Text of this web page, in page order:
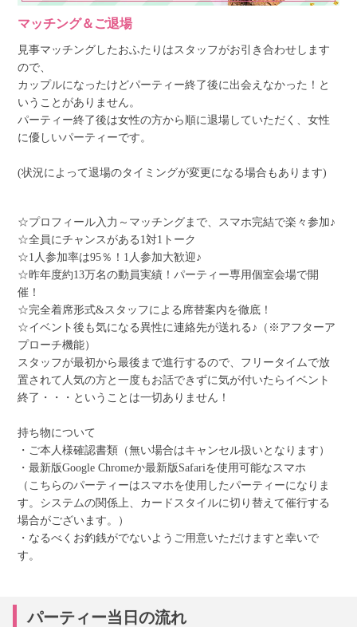
マッチング＆ご退場
見事マッチングしたおふたりはスタッフがお引き合わせします
ので、
カップルになったけどパーティー終了後に出会えなかった！と
いうことがありません。
パーティー終了後は女性の方から順に退場していただく、女性
に優しいパーティーです。
(状況によって退場のタイミングが変更になる場合もあります)
☆プロフィール入力～マッチングまで、スマホ完結で楽々参加♪
☆全員にチャンスがある1対1トーク
☆1人参加率は95％！1人参加大歓迎♪
☆昨年度約13万名の動員実績！パーティー専用個室会場で開
催！
☆完全着席形式&スタッフによる席替案内を徹底！
☆イベント後も気になる異性に連絡先が送れる♪（※アフターア
プローチ機能）
スタッフが最初から最後まで進行するので、フリータイムで放
置されて人気の方と一度もお話できずに気が付いたらイベント
終了・・・ということは一切ありません！
持ち物について
・ご本人様確認書類（無い場合はキャンセル扱いとなります）
・最新版Google Chromeか最新版Safariを使用可能なスマホ
（こちらのパーティーはスマホを使用したパーティーになりま
す。システムの関係上、カードスタイルに切り替えて催行する
場合がございます。）
・なるべくお釣銭がでないようご用意いただけますと幸いで
す。
パーティー当日の流れ